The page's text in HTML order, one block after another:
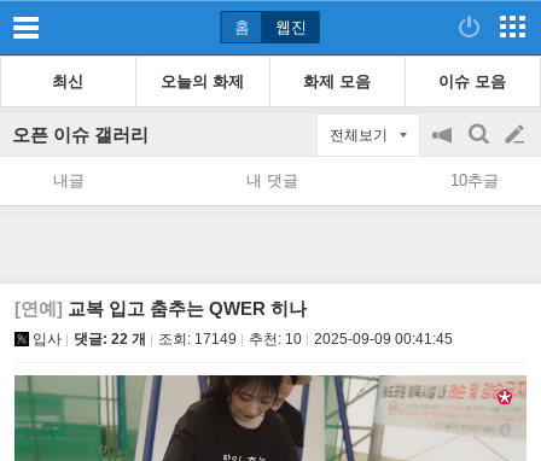
홈 웹진
최신 오늘의 화제 화제 모음 이슈 모음
오픈 이슈 갤러리 전체보기
공
지
on/off
검
색
글
쓰
내글 내 댓글 10추글
[연예] 교복 입고 춤추는 QWER 히나
입사 댓글: 22 개 조회: 17149 추천: 10 2025-09-09 00:41:45